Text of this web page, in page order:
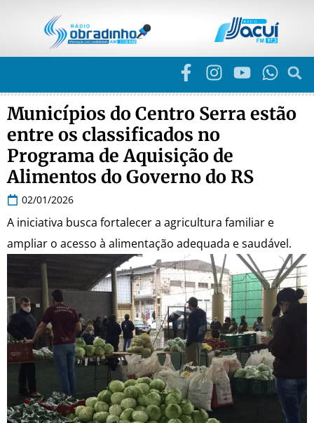
Municípios do Centro Serra estão
entre os classificados no
Programa de Aquisição de
Alimentos do Governo do RS
02/01/2026
A iniciativa busca fortalecer a agricultura familiar e
ampliar o acesso à alimentação adequada e saudável.